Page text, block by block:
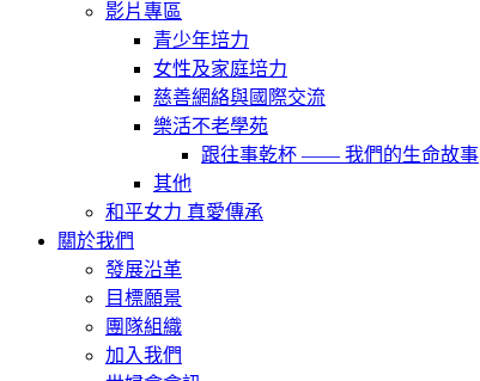
影片專區
青少年培力
女性及家庭培力
慈善網絡與國際交流
樂活不老學苑
跟往事乾杯 —— 我們的生命故事
其他
和平女力 真愛傳承
關於我們
發展沿革
目標願景
團隊組織
加入我們